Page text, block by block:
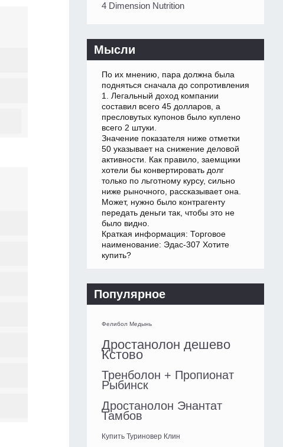
4 Dimension Nutrition
Мысли
По их мнению, пара должна была
подняться сначала до сопротивления
1. Легальный доход компании
составил всего 45 долларов, а
пресловутых купонов было куплено
всего 2 штуки.
Значение показателя ниже отметки
50 указывает на снижение деловой
активности. Как правило, заемщики
хотели бы конвертировать долг
только по льготному курсу, сильно
ниже рыночного, рассказывает она.
Может, нужно было контрагенту
передать деньги так, чтобы это не
было видно.
Краткая информация: Торговое
наименование: Эдас-307 Хотите
купить?
Популярное
Фелибол Медынь
Дростанолон дешево
Кстово
Тренболон + Пропионат
Рыбинск
Дростанолон Энантат
Тамбов
Купить Туриновер Клин